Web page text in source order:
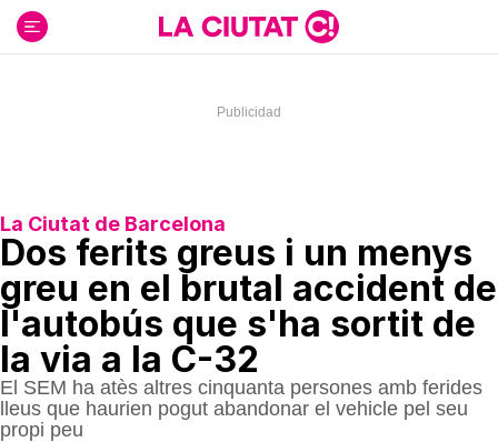
contenido
La Ciutat de Barcelona
Dos ferits greus i un menys
greu en el brutal accident de
l'autobús que s'ha sortit de
la via a la C-32
El SEM ha atès altres cinquanta persones amb ferides
lleus que haurien pogut abandonar el vehicle pel seu
propi peu